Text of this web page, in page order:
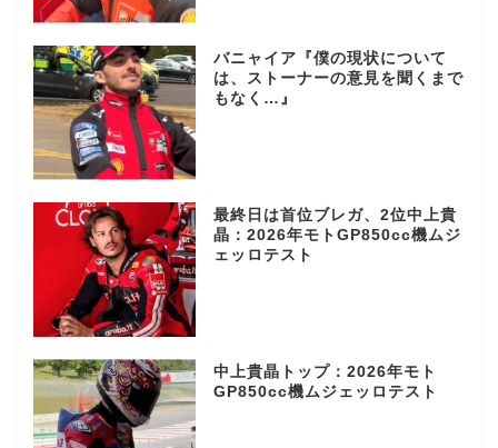
バニャイア『僕の現状について
は、ストーナーの意見を聞くまで
もなく…』
最終日は首位ブレガ、2位中上貴
晶：2026年モトGP850cc機ムジ
ェッロテスト
中上貴晶トップ：2026年モト
GP850cc機ムジェッロテスト